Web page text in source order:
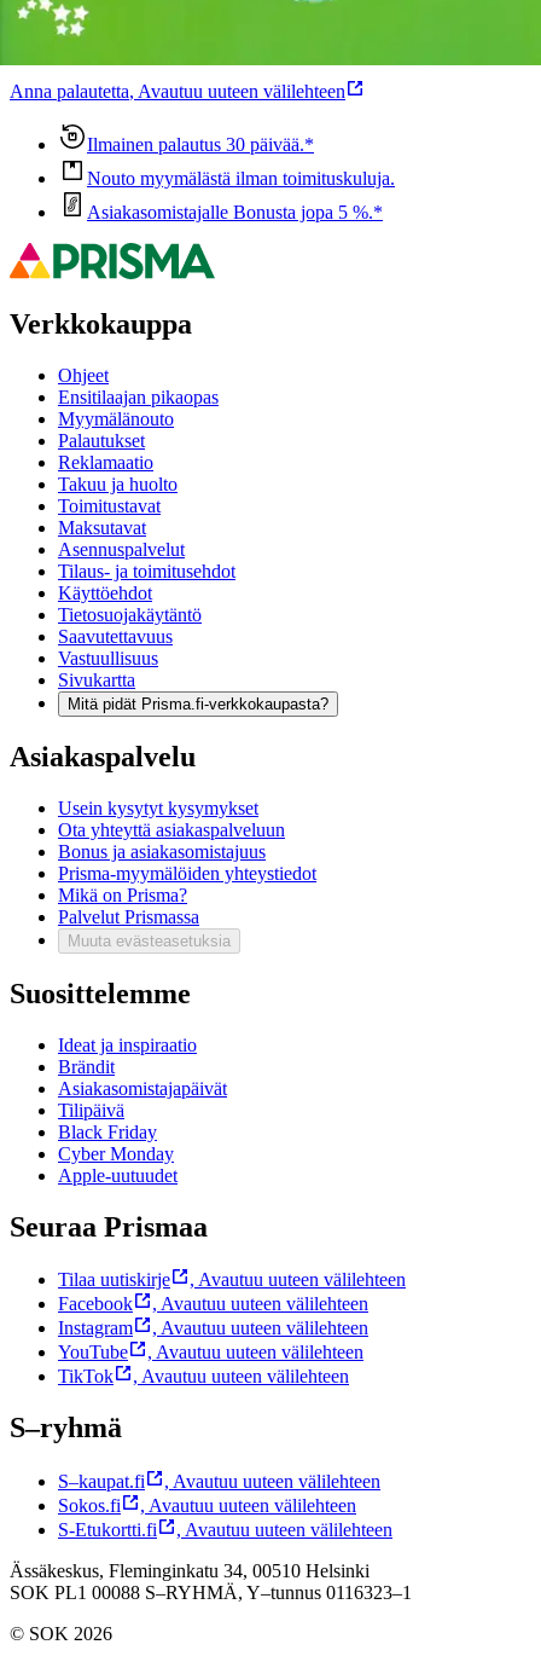
Ovatko tuotetiedot riittävät? Jos tuotetiedoissa on puutteita tai niitä
Anna palautetta, Avautuu uuteen välilehteen
Ilmainen palautus 30 päivää.*
Nouto myymälästä ilman toimituskuluja.
Asiakasomistajalle Bonusta jopa 5 %.*
Verkkokauppa
Ohjeet
Ensitilaajan pikaopas
Myymälänouto
Palautukset
Reklamaatio
Takuu ja huolto
Toimitustavat
Maksutavat
Asennuspalvelut
Tilaus- ja toimitusehdot
Käyttöehdot
Tietosuojakäytäntö
Saavutettavuus
Vastuullisuus
Sivukartta
Mitä pidät Prisma.fi-verkkokaupasta?
Asiakaspalvelu
Usein kysytyt kysymykset
Ota yhteyttä asiakaspalveluun
Bonus ja asiakasomistajuus
Prisma-myymälöiden yhteystiedot
Mikä on Prisma?
Palvelut Prismassa
Muuta evästeasetuksia
Suosittelemme
Ideat ja inspiraatio
Brändit
Asiakasomistajapäivät
Tilipäivä
Black Friday
Cyber Monday
Apple-uutuudet
Seuraa Prismaa
Tilaa uutiskirje , Avautuu uuteen välilehteen
Facebook
, Avautuu uuteen välilehteen
Instagram
, Avautuu uuteen välilehteen
YouTube
, Avautuu uuteen välilehteen
TikTok
, Avautuu uuteen välilehteen
S–ryhmä
S–kaupat.fi , Avautuu uuteen välilehteen
Sokos.fi
, Avautuu uuteen välilehteen
S-Etukortti.fi
, Avautuu uuteen välilehteen
Ässäkeskus, Fleminginkatu 34, 00510 Helsinki
SOK PL1 00088 S–RYHMÄ, Y–tunnus 0116323–1
© SOK 2026